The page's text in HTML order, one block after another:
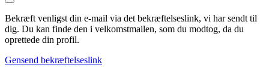
Bekræft venligst din e-mail via det bekræftelseslink, vi har sendt til
dig. Du kan finde den i velkomstmailen, som du modtog, da du
oprettede din profil.
Gensend bekræftelseslink